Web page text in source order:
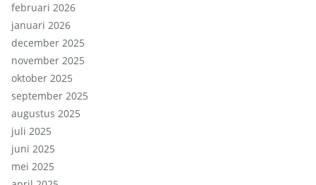
februari 2026
januari 2026
december 2025
november 2025
oktober 2025
september 2025
augustus 2025
juli 2025
juni 2025
mei 2025